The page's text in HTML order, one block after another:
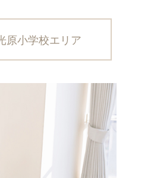
原小学校エリア